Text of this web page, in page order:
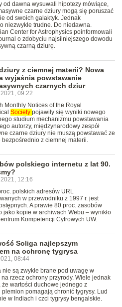
od dawna wysuwali hipotezy mówiące,
czarne dziury mogą się poruszać
od swoich galaktyk. Jednak
niezwykle trudne. Do niedawna.
Center for Astrophysics poinformowali
o zdobyciu najsilniejszego dowodu
czarną dziurę.
z ciemnej materii? Nowa
wyjaśnia powstawanie
czarnych dziur
09:22
Monthly Notices of the Royal
Society pojawiły się wyniki nowego
studium mechanizmu powstawania
autorzy, międzynarodowy zespół
czarne dziury nie muszą powstawać ze
bezpośrednio z ciemnej materii.
polskiego internetu z lat 90.
12:16
polskich adresów URL
w przewodniku z 1997 r. jest
A prawie 80 proc. zasobów
jako kopie w archiwach Webu – wynikło
Kompetencji Cyfrowych UW.
Soliga najlepszym
na ochronę tygrysa
08:44
nie są zwykle brane pod uwagę w
na rzecz ochrony przyrody. Wiele jednak
że wartości duchowe jednego z
pomagają chronić tygrysy. Lud
w Indiach i czci tygrysy bengalskie.